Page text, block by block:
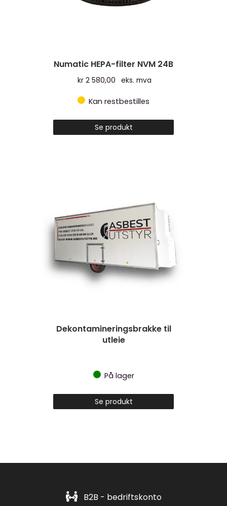
Numatic HEPA-filter NVM 24B
kr 2 580,00 eks. mva
Kan restbestilles
Se produkt
Dekontamineringsbrakke til
utleie
På lager
Se produkt
B2B - bedriftskonto